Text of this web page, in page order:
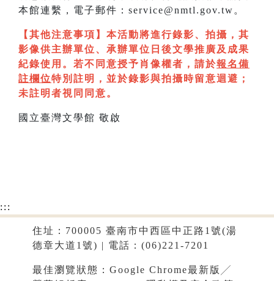
本館連繫，電子郵件：service@nmtl.gov.tw。
【其他注意事項】本活動將進行錄影、拍攝，其
影像供主辦單位、承辦單位日後文學推廣及成果
紀錄使用。若不同意授予肖像權者，請於報名備
註欄位特別註明，並於錄影與拍攝時留意迴避；
未註明者視同同意。
國立臺灣文學館 敬啟
:::
住址：700005 臺南市中西區中正路1號(湯
德章大道1號) | 電話：(06)221-7201
最佳瀏覽狀態：Google Chrome最新版╱